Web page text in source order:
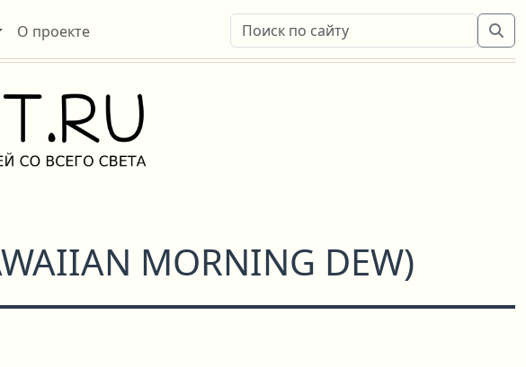
О проекте
MORNING DEW)